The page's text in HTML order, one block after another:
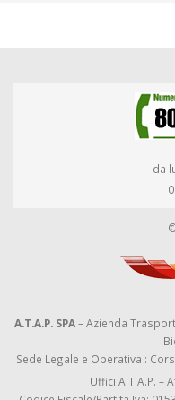
da
A.T.A.P. SPA– Azienda
Sede Legale e Operativa :
Uffici A.T.A.P. –